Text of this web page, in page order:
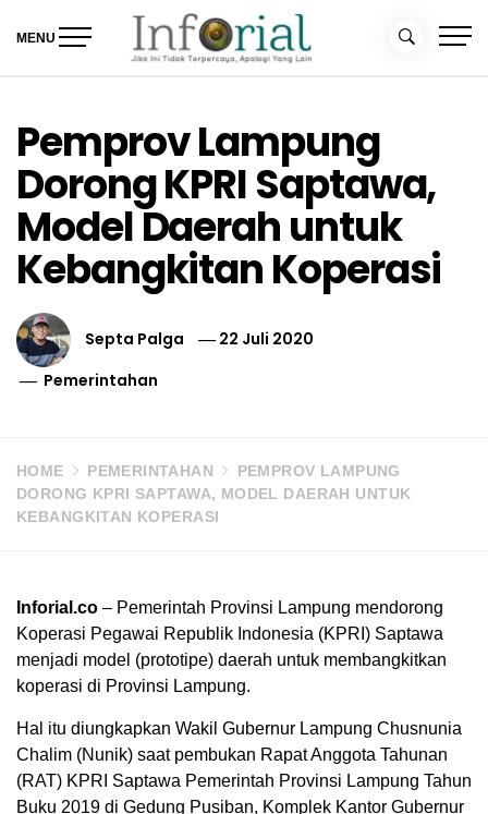
MENU
Pemprov Lampung
Dorong KPRI Saptawa,
Model Daerah untuk
Kebangkitan Koperasi
Septa Palga
22 Juli 2020
Pemerintahan
HOME PEMERINTAHAN
PEMPROV LAMPUNG
DORONG KPRI SAPTAWA, MODEL DAERAH UNTUK
KEBANGKITAN KOPERASI
Inforial.co – Pemerintah Provinsi Lampung mendorong
Koperasi Pegawai Republik Indonesia (KPRI) Saptawa
menjadi model (prototipe) daerah untuk membangkitkan
koperasi di Provinsi Lampung.
Hal itu diungkapkan Wakil Gubernur Lampung Chusnunia
Chalim (Nunik) saat pembukan Rapat Anggota Tahunan
(RAT) KPRI Saptawa Pemerintah Provinsi Lampung Tahun
Buku 2019 di Gedung Pusiban, Komplek Kantor Gubernur